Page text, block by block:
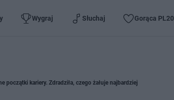
Wygraj Słuchaj Gorąca PL20
początki kariery. Zdradziła, czego żałuje najbardziej